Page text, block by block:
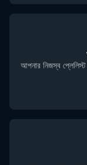
আপনার নিজস্ব